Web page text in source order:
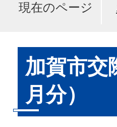
現在のページ
加賀市交
月分）